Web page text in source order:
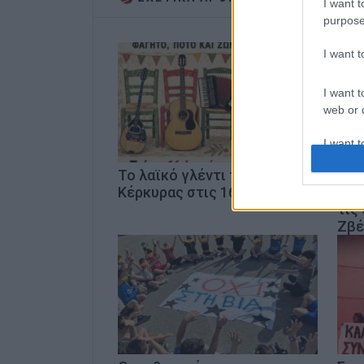
I want
I want
I want
web or
I want
I want
Το λαϊκό γλέντι της ΕΛΜΕ
Κέρκυρας στις 16/6
τις